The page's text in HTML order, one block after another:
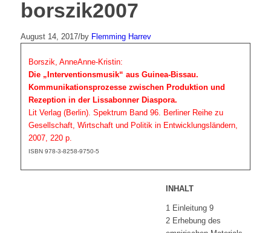
borszik2007
August 14, 2017/by Flemming Harrev
Borszik, AnneAnne-Kristin:
Die „Interventionsmusik“ aus Guinea-Bissau.
Kommunikationsprozesse zwischen Produktion und
Rezeption in der Lissabonner Diaspora.
Lit Verlag (Berlin). Spektrum Band 96. Berliner Reihe zu
Gesellschaft, Wirtschaft und Politik in Entwicklungsländern,
2007, 220 p.
ISBN 978-3-8258-9750-5
INHALT
1 Einleitung 9
2 Erhebung des